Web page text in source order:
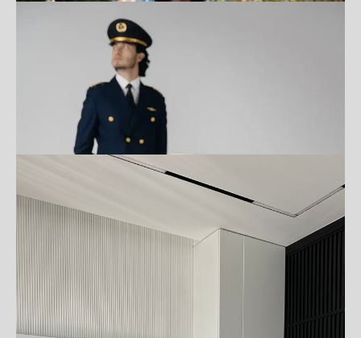
КЕЙСЫ ДЛЯ РУЧНОЙ КЛАДИ: УДОБНЫЕ
АКСЕССУАРЫ ДЛЯ ОРГАНИЗАЦИИ В
ПОДРОБНЕЕ
РОЗЫГРЫШ ПОЕЗДКИ НА МОРЕ: